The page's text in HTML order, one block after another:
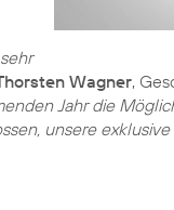
Wagner,
Jahr die
unsere